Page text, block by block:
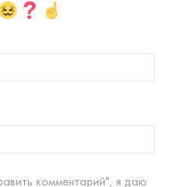
комментарий", я даю